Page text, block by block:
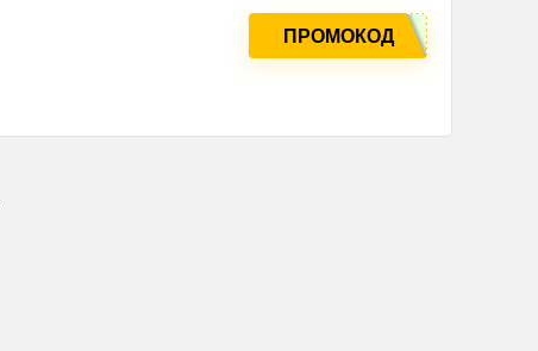
ПРОМОКОД